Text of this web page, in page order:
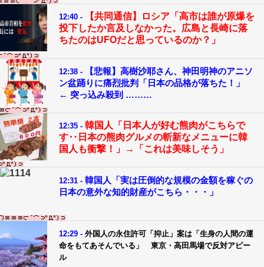
12:40 -
【共同通信】ロシア「高市は誰が原爆を
投下したか言及しなかった。広島と長崎に落
ちたのはUFOだと思っているのか？」
12:38 -
【悲報】高樹沙耶さん、神田明神のアニソ
ン盆踊りに痛烈批判「日本の品格が落ちた！」
← 突っ込み殺到 ………
12:35 - 韓国人「日本人が好む熊肉がこちらで
す‥日本の熊肉グルメの斬新なメニューに韓
国人も衝撃！」→「これは美味しそう」
12:31 - 韓国人「実は圧倒的な規模の金額を稼ぐの
日本の意外な知的財産がこちら・・・」
12:29 - 外国人の永住許可「抑止」案は「生身の人間の運
命をもてあそんでいる」 東京・高田馬場で反対アピー
ル